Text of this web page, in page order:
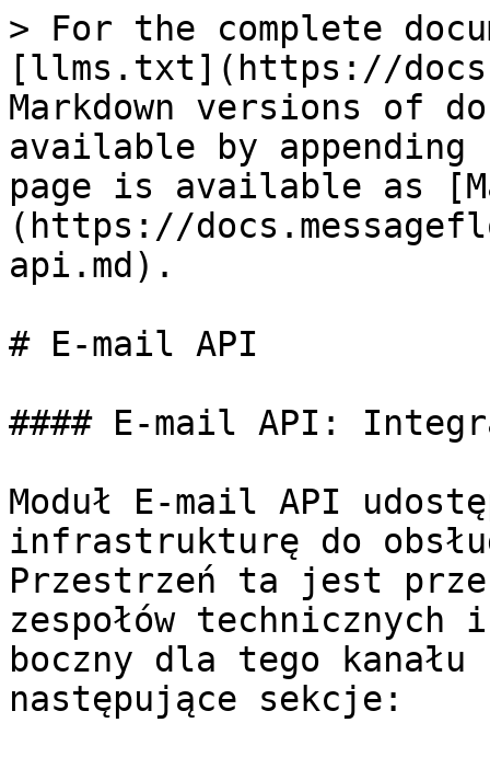
> For the complete
[llms.txt](https://
Markdown versions of
available by
page is available as
(https://
api.md).
# E-mail API
#### E-mail API:
Moduł E-mail API
infrastrukturę do
Przestrzeń ta jest
zespołów
boczny dla tego
następujące sekcje: